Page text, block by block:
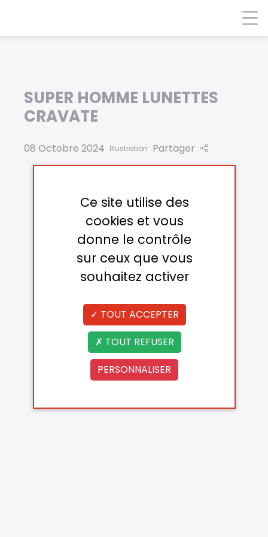
SUPER HOMME LUNETTES
CRAVATE
08 Octobre 2024 Illustration Partager
Ce site utilise des
cookies et vous
donne le contrôle
sur ceux que vous
souhaitez activer
TOUT ACCEPTER
TOUT REFUSER
PERSONNALISER